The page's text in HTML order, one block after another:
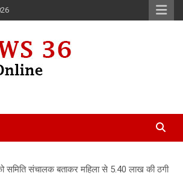
समिति संचालक बताकर महिला से 5.40 लाख की ठगी